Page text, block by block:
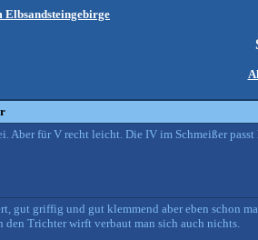
Elbsandsteingebirge
Aber für V recht leicht. Die IV im Schmeißer passt
gut griffig und gut klemmend aber eben schon
den Trichter wirft verbaut man sich auch nichts.